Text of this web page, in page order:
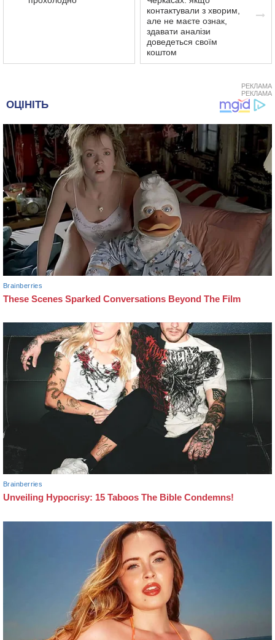
контактували з хворим,
але не маєте ознак,
здавати аналізи
доведеться своїм
коштом
РЕКЛАМА
РЕКЛАМА